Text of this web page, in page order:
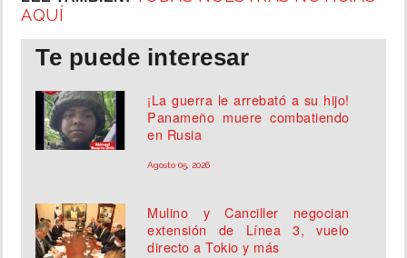
AQUÍ
Te puede interesar
¡La guerra le arrebató a su hijo!
Panameño muere combatiendo
en Rusia
Agosto 05, 2026
Mulino y Canciller negocian
extensión de Línea 3, vuelo
directo a Tokio y más